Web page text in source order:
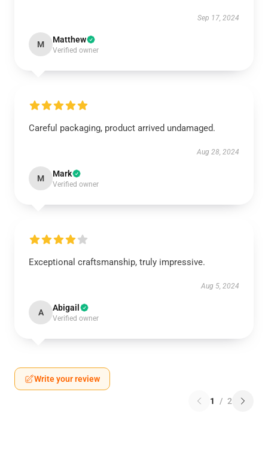
Sep 17, 2024
M Matthew
Verified owner
Careful packaging, product arrived undamaged.
Aug 28, 2024
M Mark
Verified owner
Exceptional craftsmanship, truly impressive.
Aug 5, 2024
A Abigail
Verified owner
Write your review
1 / 2